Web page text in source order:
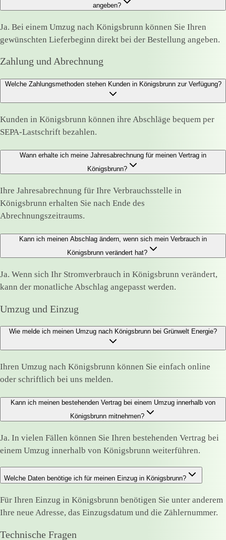
angeben?
Ja. Bei einem Umzug nach Königsbrunn können Sie Ihren
gewünschten Lieferbeginn direkt bei der Bestellung angeben.
Zahlung und Abrechnung
Welche Zahlungsmethoden stehen Kunden in Königsbrunn zur Verfügung?
Kunden in Königsbrunn können ihre Abschläge bequem per
SEPA-Lastschrift bezahlen.
Wann erhalte ich meine Jahresabrechnung für meinen Vertrag in
Königsbrunn?
Ihre Jahresabrechnung für Ihre Verbrauchsstelle in
Königsbrunn erhalten Sie nach Ende des
Abrechnungszeitraums.
Kann ich meinen Abschlag ändern, wenn sich mein Verbrauch in
Königsbrunn verändert hat?
Ja. Wenn sich Ihr Stromverbrauch in Königsbrunn verändert,
kann der monatliche Abschlag angepasst werden.
Umzug und Einzug
Wie melde ich meinen Umzug nach Königsbrunn bei Grünwelt Energie?
Ihren Umzug nach Königsbrunn können Sie einfach online
oder schriftlich bei uns melden.
Kann ich meinen bestehenden Vertrag bei einem Umzug innerhalb von
Königsbrunn mitnehmen?
Ja. In vielen Fällen können Sie Ihren bestehenden Vertrag bei
einem Umzug innerhalb von Königsbrunn weiterführen.
Welche Daten benötige ich für meinen Einzug in Königsbrunn?
Für Ihren Einzug in Königsbrunn benötigen Sie unter anderem
Ihre neue Adresse, das Einzugsdatum und die Zählernummer.
Technische Fragen